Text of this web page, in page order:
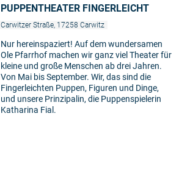
PUPPENTHEATER FINGERLEICHT
Carwitzer Straße, 17258 Carwitz
Nur hereinspaziert! Auf dem wundersamen
Ole Pfarrhof machen wir ganz viel Theater für
kleine und große Menschen ab drei Jahren.
Von Mai bis September. Wir, das sind die
Fingerleichten Puppen, Figuren und Dinge,
und unsere Prinzipalin, die Puppenspielerin
Katharina Fial.